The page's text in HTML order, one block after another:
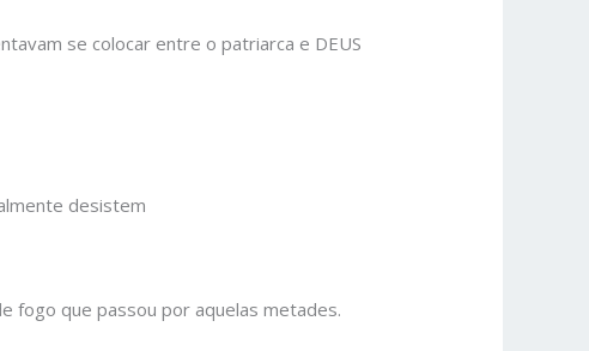
se colocar entre o patriarca e DEUS
desistem
fogo que passou por aquelas metades.